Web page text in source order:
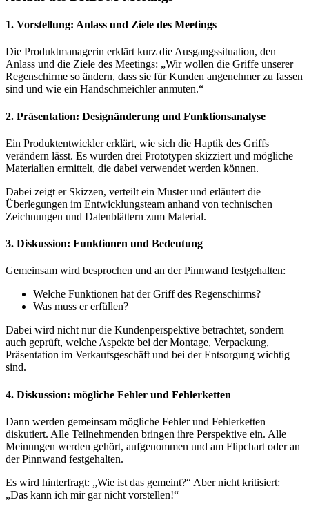
1. Vorstellung: Anlass und Ziele des Meetings
Die Produktmanagerin erklärt kurz die Ausgangssituation, den
Anlass und die Ziele des Meetings: „Wir wollen die Griffe unserer
Regenschirme so ändern, dass sie für Kunden angenehmer zu fassen
sind und wie ein Handschmeichler anmuten.“
2. Präsentation: Designänderung und Funktionsanalyse
Ein Produktentwickler erklärt, wie sich die Haptik des Griffs
verändern lässt. Es wurden drei Prototypen skizziert und mögliche
Materialien ermittelt, die dabei verwendet werden können.
Dabei zeigt er Skizzen, verteilt ein Muster und erläutert die
Überlegungen im Entwicklungsteam anhand von technischen
Zeichnungen und Datenblättern zum Material.
3. Diskussion: Funktionen und Bedeutung
Gemeinsam wird besprochen und an der Pinnwand festgehalten:
Welche Funktionen hat der Griff des Regenschirms?
Was muss er erfüllen?
Dabei wird nicht nur die Kundenperspektive betrachtet, sondern
auch geprüft, welche Aspekte bei der Montage, Verpackung,
Präsentation im Verkaufsgeschäft und bei der Entsorgung wichtig
sind.
4. Diskussion: mögliche Fehler und Fehlerketten
Dann werden gemeinsam mögliche Fehler und Fehlerketten
diskutiert. Alle Teilnehmenden bringen ihre Perspektive ein. Alle
Meinungen werden gehört, aufgenommen und am Flipchart oder an
der Pinnwand festgehalten.
Es wird hinterfragt: „Wie ist das gemeint?“ Aber nicht kritisiert:
„Das kann ich mir gar nicht vorstellen!“